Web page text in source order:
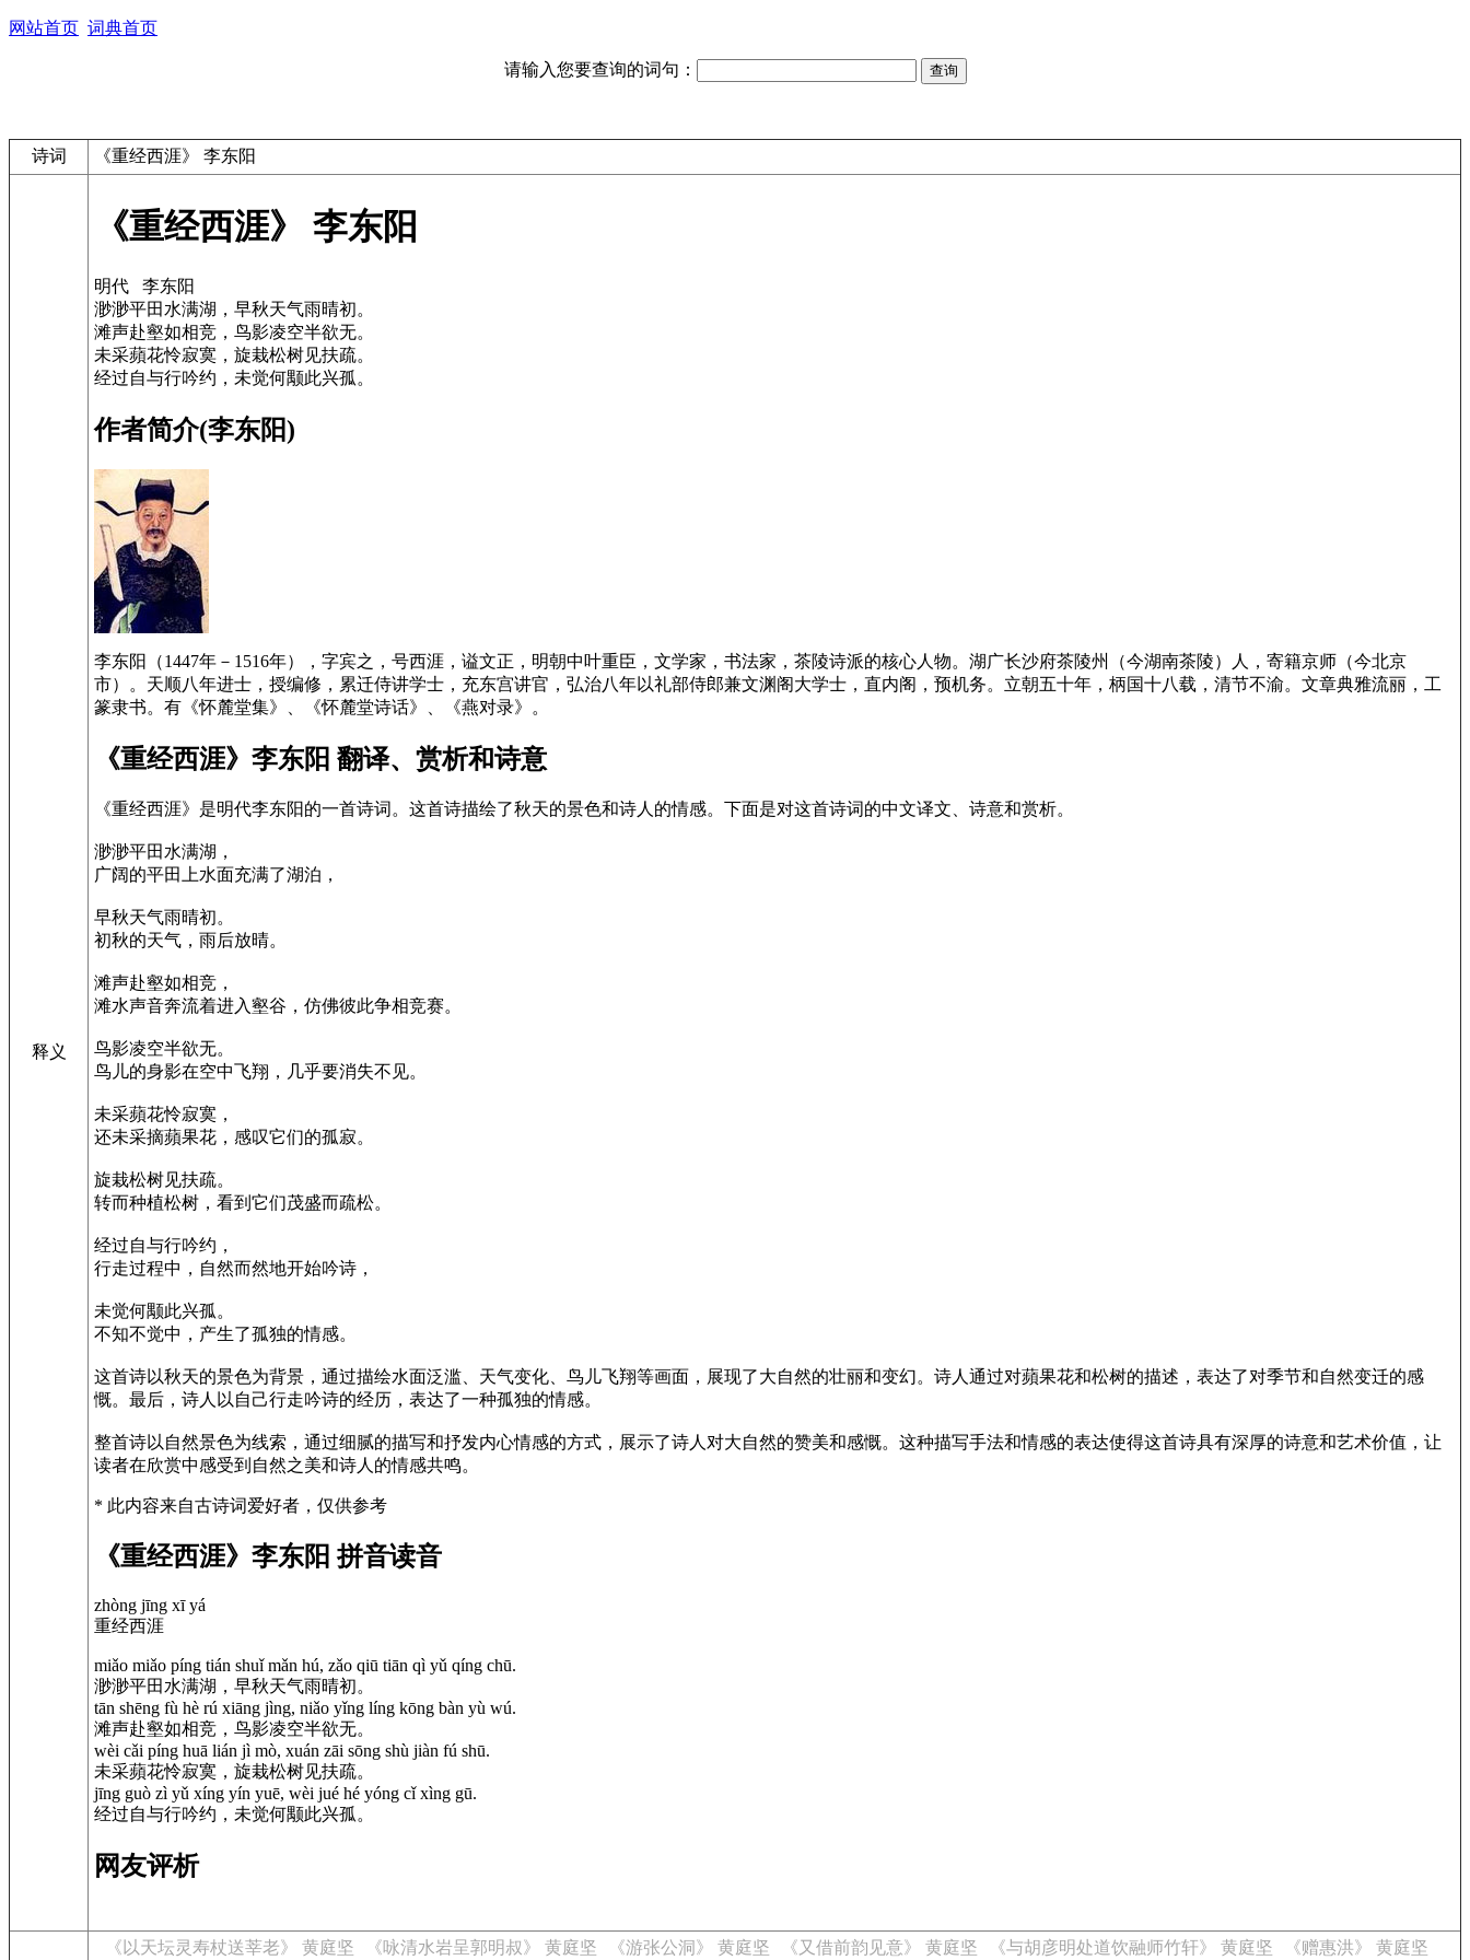
网站首页 词典首页
请输入您要查询的词句：
诗词 《重经西涯》 李东阳
释义
《重经西涯》 李东阳
明代 李东阳
渺渺平田水满湖，早秋天气雨晴初。
滩声赴壑如相竞，鸟影凌空半欲无。
未采蘋花怜寂寞，旋栽松树见扶疏。
经过自与行吟约，未觉何颙此兴孤。
作者简介(李东阳)
李东阳（1447年－1516年），字宾之，号西涯，谥文正，明朝中叶重臣，文学家，书法家，茶陵诗派的核心人物。湖广长沙府茶陵州（今湖南茶陵）人，寄籍京师（今北京
市）。天顺八年进士，授编修，累迁侍讲学士，充东宫讲官，弘治八年以礼部侍郎兼文渊阁大学士，直内阁，预机务。立朝五十年，柄国十八载，清节不渝。文章典雅流丽，工
篆隶书。有《怀麓堂集》、《怀麓堂诗话》、《燕对录》。
《重经西涯》李东阳 翻译、赏析和诗意
《重经西涯》是明代李东阳的一首诗词。这首诗描绘了秋天的景色和诗人的情感。下面是对这首诗词的中文译文、诗意和赏析。
渺渺平田水满湖，
广阔的平田上水面充满了湖泊，
早秋天气雨晴初。
初秋的天气，雨后放晴。
滩声赴壑如相竞，
滩水声音奔流着进入壑谷，仿佛彼此争相竞赛。
鸟影凌空半欲无。
鸟儿的身影在空中飞翔，几乎要消失不见。
未采蘋花怜寂寞，
还未采摘蘋果花，感叹它们的孤寂。
旋栽松树见扶疏。
转而种植松树，看到它们茂盛而疏松。
经过自与行吟约，
行走过程中，自然而然地开始吟诗，
未觉何颙此兴孤。
不知不觉中，产生了孤独的情感。
这首诗以秋天的景色为背景，通过描绘水面泛滥、天气变化、鸟儿飞翔等画面，展现了大自然的壮丽和变幻。诗人通过对蘋果花和松树的描述，表达了对季节和自然变迁的感
慨。最后，诗人以自己行走吟诗的经历，表达了一种孤独的情感。
整首诗以自然景色为线索，通过细腻的描写和抒发内心情感的方式，展示了诗人对大自然的赞美和感慨。这种描写手法和情感的表达使得这首诗具有深厚的诗意和艺术价值，让
读者在欣赏中感受到自然之美和诗人的情感共鸣。
* 此内容来自古诗词爱好者，仅供参考
《重经西涯》李东阳 拼音读音
zhòng jīng xī yá
重经西涯
miǎo miǎo píng tián shuǐ mǎn hú, zǎo qiū tiān qì yǔ qíng chū.
渺渺平田水满湖，早秋天气雨晴初。
tān shēng fù hè rú xiāng jìng, niǎo yǐng líng kōng bàn yù wú.
滩声赴壑如相竞，鸟影凌空半欲无。
wèi cǎi píng huā lián jì mò, xuán zāi sōng shù jiàn fú shū.
未采蘋花怜寂寞，旋栽松树见扶疏。
jīng guò zì yǔ xíng yín yuē, wèi jué hé yóng cǐ xìng gū.
经过自与行吟约，未觉何颙此兴孤。
网友评析
《以天坛灵寿杖送莘老》 黄庭坚 《咏清水岩呈郭明叔》 黄庭坚 《游张公洞》 黄庭坚 《又借前韵见意》 黄庭坚 《与胡彦明处道饮融师竹轩》 黄庭坚 《赠惠洪》 黄庭坚